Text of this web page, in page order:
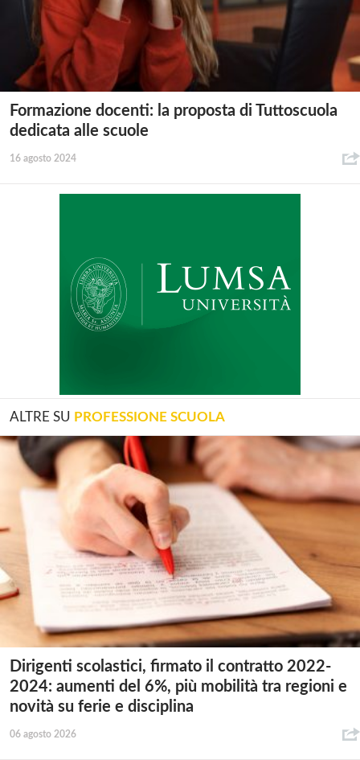
Formazione docenti: la proposta di Tuttoscuola
dedicata alle scuole
16 agosto 2024
ALTRE SU PROFESSIONE SCUOLA
Dirigenti scolastici, firmato il contratto 2022-
2024: aumenti del 6%, più mobilità tra regioni e
novità su ferie e disciplina
06 agosto 2026